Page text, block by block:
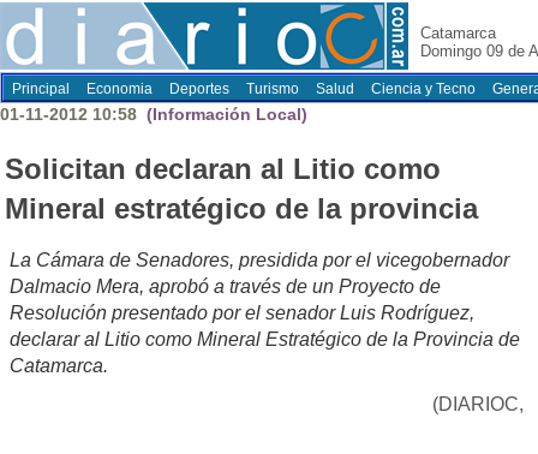
Catamarca
Domingo 09 de
Principal Economia Deportes Turismo Salud Ciencia y Tecno
01-11-2012 10:58 (Información Local)
Solicitan declaran al Litio como
Mineral estratégico de la provincia
La Cámara de Senadores, presidida por el vicegobernador
Dalmacio Mera, aprobó a través de un Proyecto de
Resolución presentado por el senador Luis Rodríguez,
declarar al Litio como Mineral Estratégico de la Provincia de
Catamarca.
(DIARIOC,